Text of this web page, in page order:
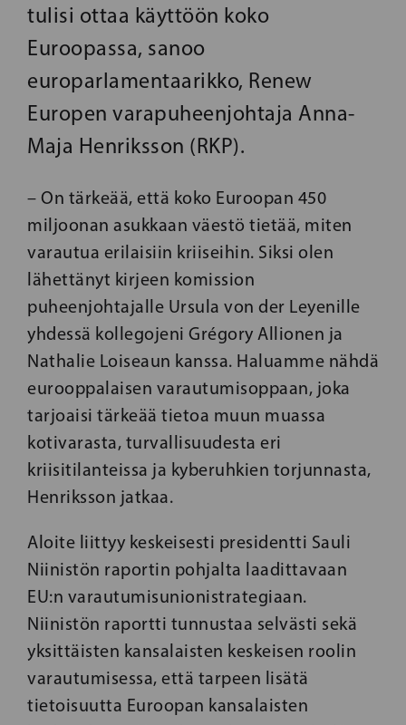
tulisi ottaa käyttöön koko
Euroopassa, sanoo
europarlamentaarikko, Renew
Europen varapuheenjohtaja Anna-
Maja Henriksson (RKP).
– On tärkeää, että koko Euroopan 450
miljoonan asukkaan väestö tietää, miten
varautua erilaisiin kriiseihin. Siksi olen
lähettänyt kirjeen komission
puheenjohtajalle Ursula von der Leyenille
yhdessä kollegojeni Grégory Allionen ja
Nathalie Loiseaun kanssa. Haluamme nähdä
eurooppalaisen varautumisoppaan, joka
tarjoaisi tärkeää tietoa muun muassa
kotivarasta, turvallisuudesta eri
kriisitilanteissa ja kyberuhkien torjunnasta,
Henriksson jatkaa.
Aloite liittyy keskeisesti presidentti Sauli
Niinistön raportin pohjalta laadittavaan
EU:n varautumisunionistrategiaan.
Niinistön raportti tunnustaa selvästi sekä
yksittäisten kansalaisten keskeisen roolin
varautumisessa, että tarpeen lisätä
tietoisuutta Euroopan kansalaisten